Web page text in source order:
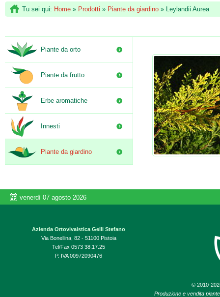
Tu sei qui: Home » Prodotti » Piante da giardino » Leylandii Aurea
Piante da orto
Piante da frutto
Erbe aromatiche
Innesti
Piante da giardino
venerdì 07 agosto 2026
Azienda Ortovivaistica Gelli Stefano
Via Bonellina, 82 - 51100 Pistoia
Tel/Fax 0573 38.17.25
P. IVA 00972090476
© 2010-
Produzione e vendita